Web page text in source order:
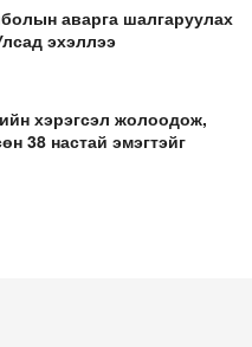
аварга шалгаруулах
эхэллээ
хэрэгсэл жолоодож,
38 настай эмэгтэйг